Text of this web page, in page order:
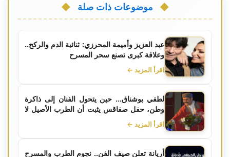
موضوعات ذات صلة
عبد العزيز وأميمة المحرزي: ثنائية الدم والركح..
وعلاقة كبرى تصنع سحر المسرح
اقرأ المزيد ←
لطفي بوشناق... حين يتحول الفنان إلى ذاكرة
وطن، حفل صفاقس يثبت أن الطرب الأصيل لا
يشيخ
اقرأ المزيد ←
أريانة تعلن صيف الفن.. نجوم الطرب والمسرح